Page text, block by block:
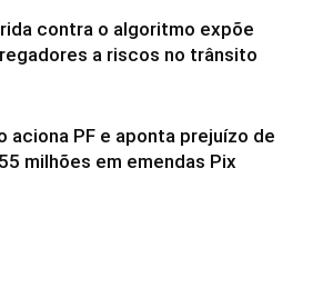
contra o algoritmo expõe
a riscos no trânsito
aciona PF e aponta prejuízo de
milhões em emendas Pix